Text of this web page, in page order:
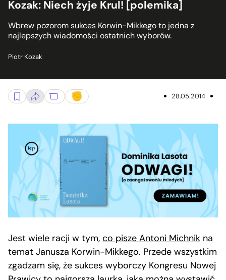
Kozak: Niech żyje Krul! [polemika]
Wbrew pozorom sukces Korwin-Mikkego to jedna z
najlepszych wiadomości ostatnich wyborów.
Piotr Kozak
28.05.2014
Jest wiele racji w tym, co pisze Antoni Michnik na
temat Janusza Korwin-Mikkego. Przede wszystkim
zgadzam się, że sukces wyborczy Kongresu Nowej